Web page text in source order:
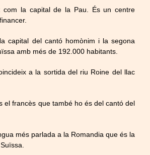
com la capital de la Pau. És un centre
capital del cantó homònim i la segona
amb més de 192.000 habitants.
a la sortida del riu Roine del llac
el francès que també ho és del cantó del
més parlada a la Romandia que és la